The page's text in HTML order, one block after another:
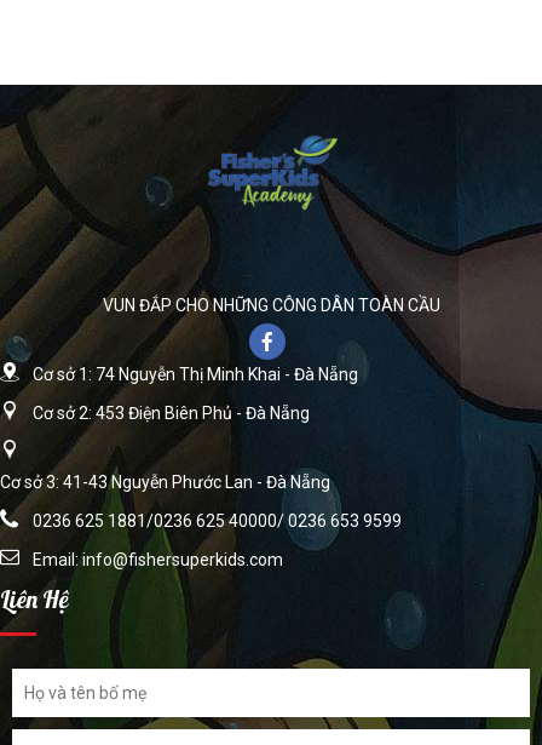
VUN ĐẮP CHO NHỮNG CÔNG DÂN TOÀN CẦU
Cơ sở 1: 74 Nguyễn Thị Minh Khai - Đà Nẵng
Cơ sở 2: 453 Điện Biên Phủ - Đà Nẵng
Cơ sở 3: 41-43 Nguyễn Phước Lan - Đà Nẵng
0236 625 1881/0236 625 40000/ 0236 653 9599
Email:info@fishersuperkids.com
Liên Hệ